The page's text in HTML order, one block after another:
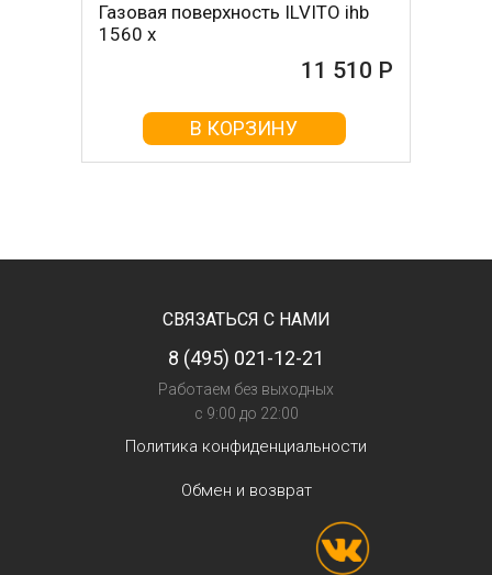
Газовая поверхность ILVITO ihb
1560 x
11 510 Р
В КОРЗИНУ
СВЯЗАТЬСЯ С НАМИ
8 (495) 021-12-21
Работаем без выходных
с 9:00 до 22:00
Политика конфиденциальности
Обмен и возврат